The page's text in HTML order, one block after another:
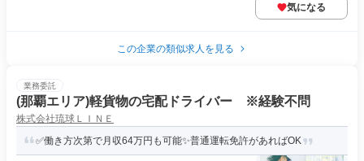
気になる
この企業の類似求人を見る
業務委託
(那覇エリア)軽貨物の宅配ドライバー ※経験不問
株式会社琉球ＬＩＮＥ
✅働き方次第で月収64万円も可能✨普通運転免許があればOK